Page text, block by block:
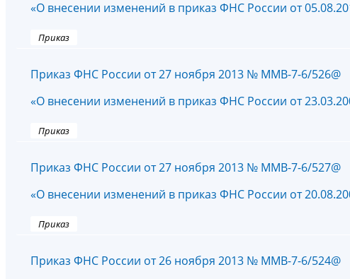
«О внесении изменений в приказ ФНС России от
Приказ
Приказ ФНС России от 27 ноября 2013 № ММВ-7-6/526@
«О внесении изменений в приказ ФНС России от
Приказ
Приказ ФНС России от 27 ноября 2013 № ММВ-7-6/527@
«О внесении изменений в приказ ФНС России от
Приказ
Приказ ФНС России от 26 ноября 2013 № ММВ-7-6/524@